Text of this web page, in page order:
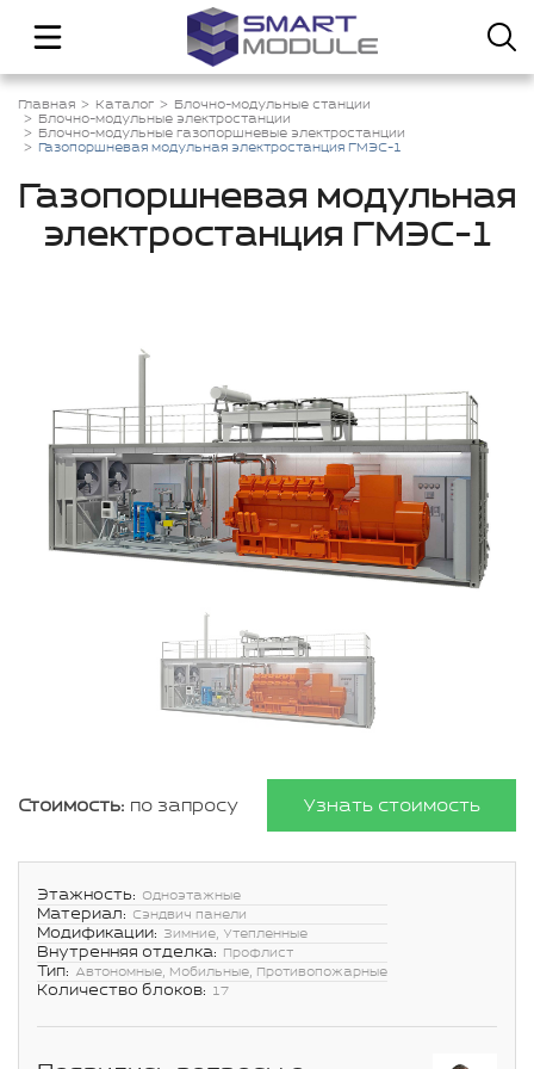
Главная Каталог
Блочно-модульные станции
Блочно-модульные электростанции
Блочно-модульные газопоршневые электростанции
Газопоршневая модульная электростанция ГМЭС-1
Газопоршневая модульная
электростанция ГМЭС-1
Стоимость: по запросу Узнать стоимость
Этажность: Одноэтажные
Материал: Сэндвич панели
Модификации: Зимние, Утепленные
Внутренняя отделка: Профлист
Тип: Автономные, Мобильные, Противопожарные
Количество блоков: 17